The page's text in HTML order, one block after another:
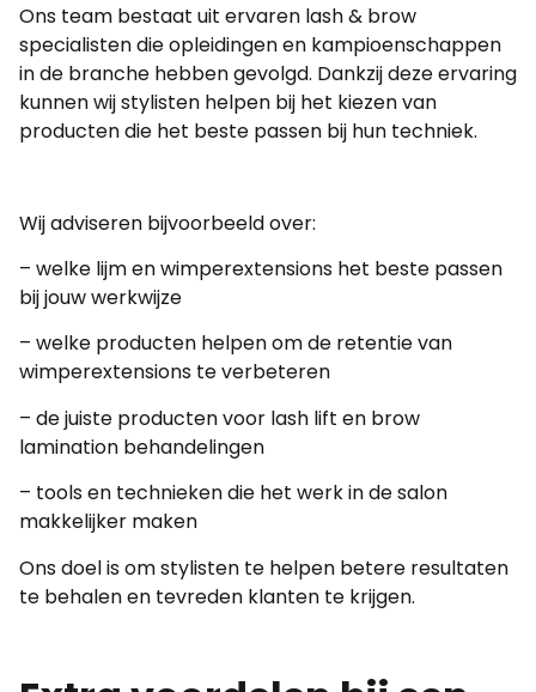
Ons team bestaat uit ervaren lash & brow
specialisten die opleidingen en kampioenschappen
in de branche hebben gevolgd. Dankzij deze ervaring
kunnen wij stylisten helpen bij het kiezen van
producten die het beste passen bij hun techniek.
Wij adviseren bijvoorbeeld over:
– welke lijm en wimperextensions het beste passen
bij jouw werkwijze
– welke producten helpen om de retentie van
wimperextensions te verbeteren
– de juiste producten voor lash lift en brow
lamination behandelingen
– tools en technieken die het werk in de salon
makkelijker maken
Ons doel is om stylisten te helpen betere resultaten
te behalen en tevreden klanten te krijgen.